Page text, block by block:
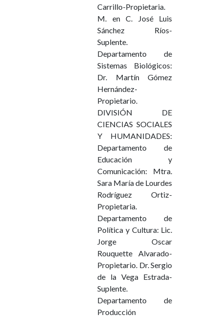
Carrillo-Propietaria.
M. en C. José Luis
Sánchez Ríos-
Suplente.
Departamento de
Sistemas Biológicos:
Dr. Martín Gómez
Hernández-
Propietario.
DIVISIÓN DE
CIENCIAS SOCIALES
Y HUMANIDADES:
Departamento de
Educación y
Comunicación: Mtra.
Sara María de Lourdes
Rodríguez Ortiz-
Propietaria.
Departamento de
Política y Cultura: Lic.
Jorge Oscar
Rouquette Alvarado-
Propietario. Dr. Sergio
de la Vega Estrada-
Suplente.
Departamento de
Producción